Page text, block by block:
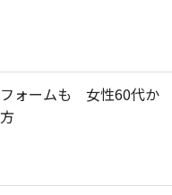
ォームも 女性60代か